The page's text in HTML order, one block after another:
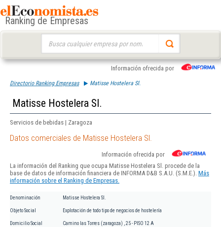
Ranking de Empresas
Información ofrecida por
Directorio Ranking Empresas Matisse Hostelera Sl.
Matisse Hostelera Sl.
Servicios de bebidas | Zaragoza
Datos comerciales de Matisse Hostelera Sl.
Información ofrecida por
La información del Ranking que ocupa Matisse Hostelera Sl. procede de la
base de datos de información financiera de INFORMA D&B S.A.U. (S.M.E.). Más
información sobre el Ranking de Empresas.
Denominación Matisse Hostelera Sl.
Objeto Social Explotación de todo tipo de negocios de hostelería
Domicilio Social Camino las Torres (zaragoza) , 25 - PISO 12 A